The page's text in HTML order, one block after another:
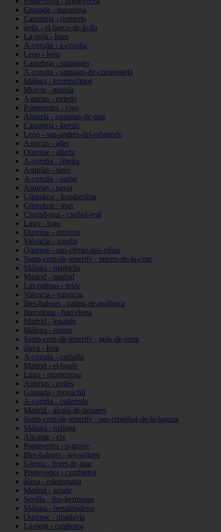
Granada - maracena
Cantabria - riotuerto
ávila - el-barco-de-ávila
La-rioja - haro
A-coruña - a-coruña
León - león
Cantabria - santander
A-coruña - santiago-de-compostela
Málaga - torremolinos
Murcia - murcia
Asturias - oviedo
Pontevedra - vigo
Almería - roquetas-de-mar
Cantabria - laredo
León - san-andrés-del-rabanedo
Asturias - aller
Ourense - allariz
A-coruña - ribeira
Asturias - siero
A-coruña - narón
Asturias - navia
Gipuzkoa - hondarribia
Gipuzkoa - irun
Ciudad-real - ciudad-real
Lugo - lugo
Ourense - ourense
Valencia - gandia
Ourense - san-cibrao-das-viñas
Santa-cruz-de-tenerife - puerto-de-la-cruz
Málaga - marbella
Madrid - madrid
Las-palmas - telde
Valencia - valencia
Illes-balears - palma-de-mallorca
Barcelona - barcelona
Madrid - leganés
Málaga - torrox
Santa-cruz-de-tenerife - guía-de-isora
álava - leza
A-coruña - carballo
Madrid - el-boalo
Lugo - monterroso
Asturias - avilés
Granada - monachil
A-coruña - culleredo
Madrid - alcalá-de-henares
Santa-cruz-de-tenerife - san-cristóbal-de-la-laguna
Málaga - málaga
Alicante - elx
Pontevedra - o-grove
Illes-balears - ses-salines
Girona - lloret-de-mar
Pontevedra - cambados
álava - eskuernaga
Madrid - getafe
Sevilla - dos-hermanas
Málaga - benalmádena
Ourense - ribadavia
La-rioja - calahorra